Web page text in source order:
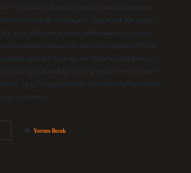
Tuşlara dokunduğunuzda mekanizmanın
vurarak ses çıkarır. Org nasıl bir çalgı?
veya daha fazla boru bölümünden veya ses
oluşan bir klavyeli çalgıdır. Orglar
için iki veya üç, en fazla beş kılavuza ve
bir pedala sahiptir. Org nedir ne işe yarar?
.org, “organization” (kuruluş) kelimesinin
uzantısı…
Yorum Bırak